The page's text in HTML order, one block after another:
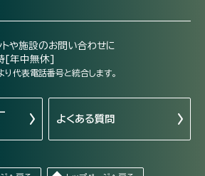
トや施設のお問い合わせに
[年中無休]
代表電話番号と統合します。
よくある質問